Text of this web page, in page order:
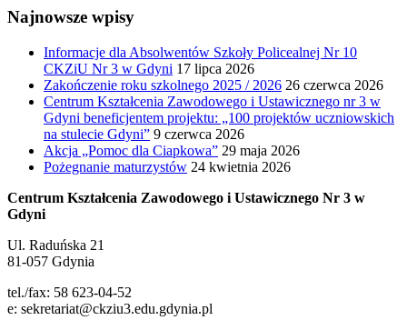
Najnowsze wpisy
Informacje dla Absolwentów Szkoły Policealnej Nr 10
CKZiU Nr 3 w Gdyni 17 lipca 2026
Zakończenie roku szkolnego 2025 / 2026 26 czerwca 2026
Centrum Kształcenia Zawodowego i Ustawicznego nr 3 w
Gdyni beneficjentem projektu: „100 projektów uczniowskich
na stulecie Gdyni” 9 czerwca 2026
Akcja „Pomoc dla Ciapkowa” 29 maja 2026
Pożegnanie maturzystów 24 kwietnia 2026
Centrum Kształcenia Zawodowego i Ustawicznego Nr 3 w
Gdyni
Ul. Raduńska 21
81-057 Gdynia
tel./fax: 58 623-04-52
e: sekretariat@ckziu3.edu.gdynia.pl